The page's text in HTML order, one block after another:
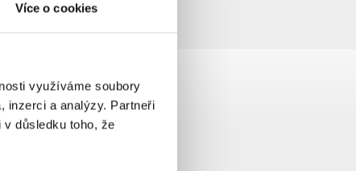
Více o cookies
využíváme soubory
inzerci a analýzy. Partneři
důsledku toho, že